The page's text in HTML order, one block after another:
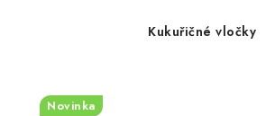
Kukuřičné vločky
Novinka